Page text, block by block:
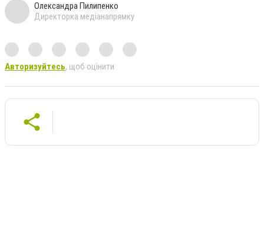
Олександра Пилипенко
Директорка медіанапрямку
Авторизуйтесь, щоб оцінити